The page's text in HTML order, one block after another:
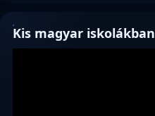
Kis magyar iskolákban